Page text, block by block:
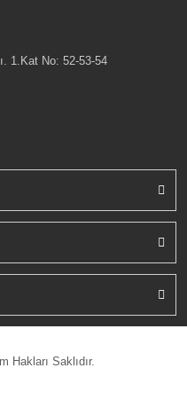
1.Kat No: 52-53-54
Hakları Saklıdır.